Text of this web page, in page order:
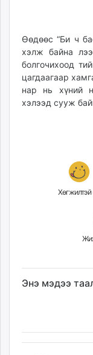
Өөдөөс “Би ч
хэлж байна
болгочихоод
цагдаагаар
нар нь хүний
хэлээд сууж
Энэ мэдээ